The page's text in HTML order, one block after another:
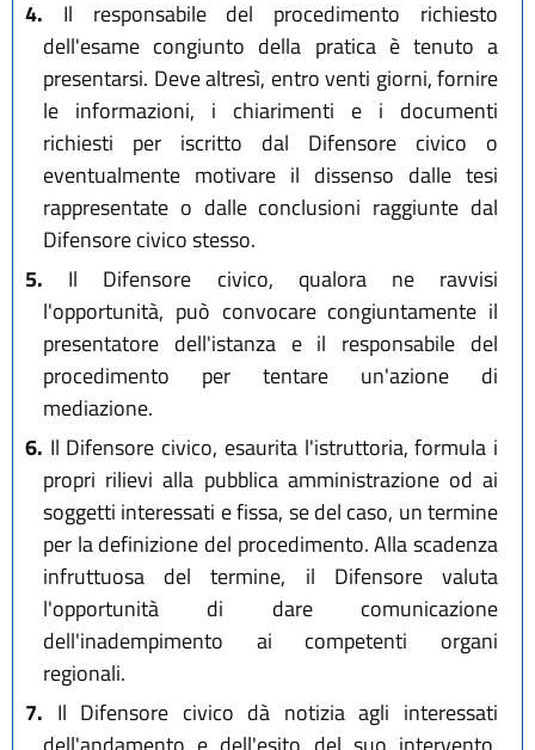
4. Il responsabile del procedimento richiesto
dell'esame congiunto della pratica è tenuto a
presentarsi. Deve altresì, entro venti giorni, fornire
le informazioni, i chiarimenti e i documenti
richiesti per iscritto dal Difensore civico o
eventualmente motivare il dissenso dalle tesi
rappresentate o dalle conclusioni raggiunte dal
Difensore civico stesso.
5. Il Difensore civico, qualora ne ravvisi
l'opportunità, può convocare congiuntamente il
presentatore dell'istanza e il responsabile del
procedimento per tentare un'azione di
mediazione.
6. Il Difensore civico, esaurita l'istruttoria, formula i
propri rilievi alla pubblica amministrazione od ai
soggetti interessati e fissa, se del caso, un termine
per la definizione del procedimento. Alla scadenza
infruttuosa del termine, il Difensore valuta
l'opportunità di dare comunicazione
dell'inadempimento ai competenti organi
regionali.
7. Il Difensore civico dà notizia agli interessati